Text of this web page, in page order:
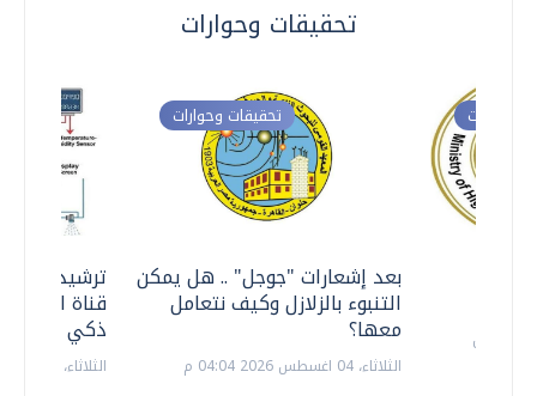
تحقيقات وحوارات
ترشيدا
قناة
ذكي
الثلاثاء، 14 يوليو 2026 06:11 م
تحقيقات وحوارات
بعد إشعارات "جوجل" .. هل يمكن
التنبوء بالزلازل وكيف نتعامل
معها؟
الثلاثاء، 04 اغسطس 2026 04:04 م
وحوارات